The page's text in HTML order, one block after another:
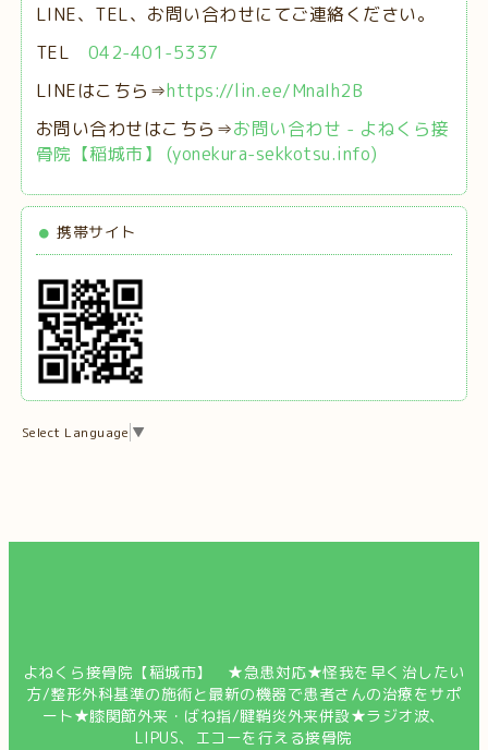
LINE、TEL、お問い合わせにてご連絡ください。
TEL 042-401-5337
LINEはこちら⇒https://lin.ee/MnaIh2B
お問い合わせはこちら⇒お問い合わせ - よねくら接
骨院【稲城市】 (yonekura-sekkotsu.info)
携帯サイト
Select Language ▼
よねくら接骨院【稲城市】 ★急患対応★怪我を早く治したい
方/整形外科基準の施術と最新の機器で患者さんの治療をサポ
ート★膝関節外来・ばね指/腱鞘炎外来併設★ラジオ波、
LIPUS、エコーを行える接骨院